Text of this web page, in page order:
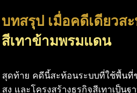
บทสรุป เมื่อคดีเดียวส
สีเทาข้ามพรมแดน
สุดท้าย คดีนี้สะท้อนระบบที่ใช้พื้นที่
สูง และโครงสร้างธุรกิจสีเทาเป็น